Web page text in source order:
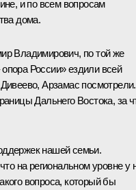
и по всем вопросам
дома.
Владимирович, по той же
России» ездили всей
Арзамас посмотрели.
Дальнего Востока, за
нашей семьи.
на региональном уровне у
вопроса, который бы